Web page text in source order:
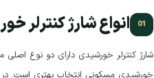
انواع شارژ کنترلر
خورشیدی مسکونی انتخاب بهتری است. در